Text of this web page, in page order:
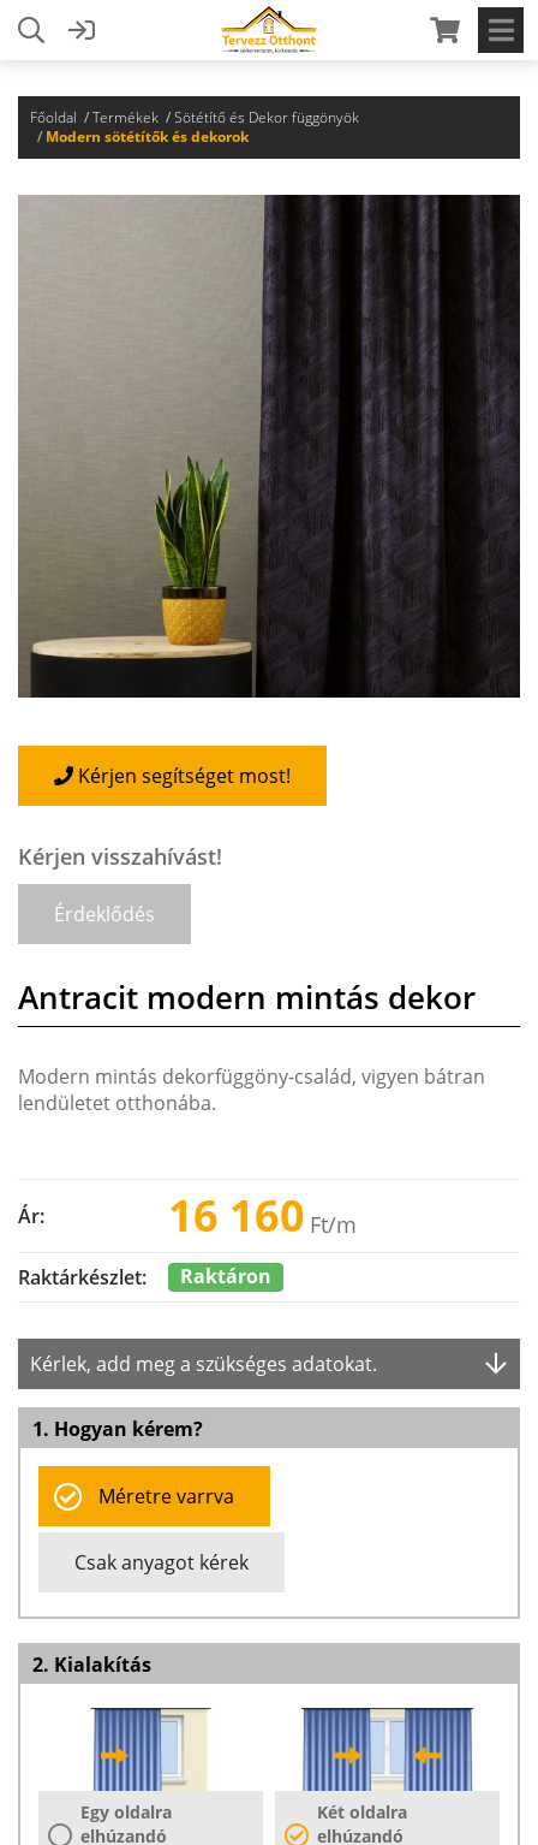
Főoldal Termékek
Sötétítő és Dekor függönyök
Modern sötétítők és dekorok
Kérjen segítséget most!
Kérjen visszahívást!
Érdeklődés
Antracit modern mintás dekor
Modern mintás dekorfüggöny-család, vigyen bátran
lendületet otthonába.
Ár: 16 160 Ft/m
Raktárkészlet: Raktáron
Kérlek, add meg a szükséges adatokat.
1. Hogyan kérem?
Méretre varrva
Csak anyagot kérek
2. Kialakítás
Egy oldalra
elhúzandó
Két oldalra
elhúzandó